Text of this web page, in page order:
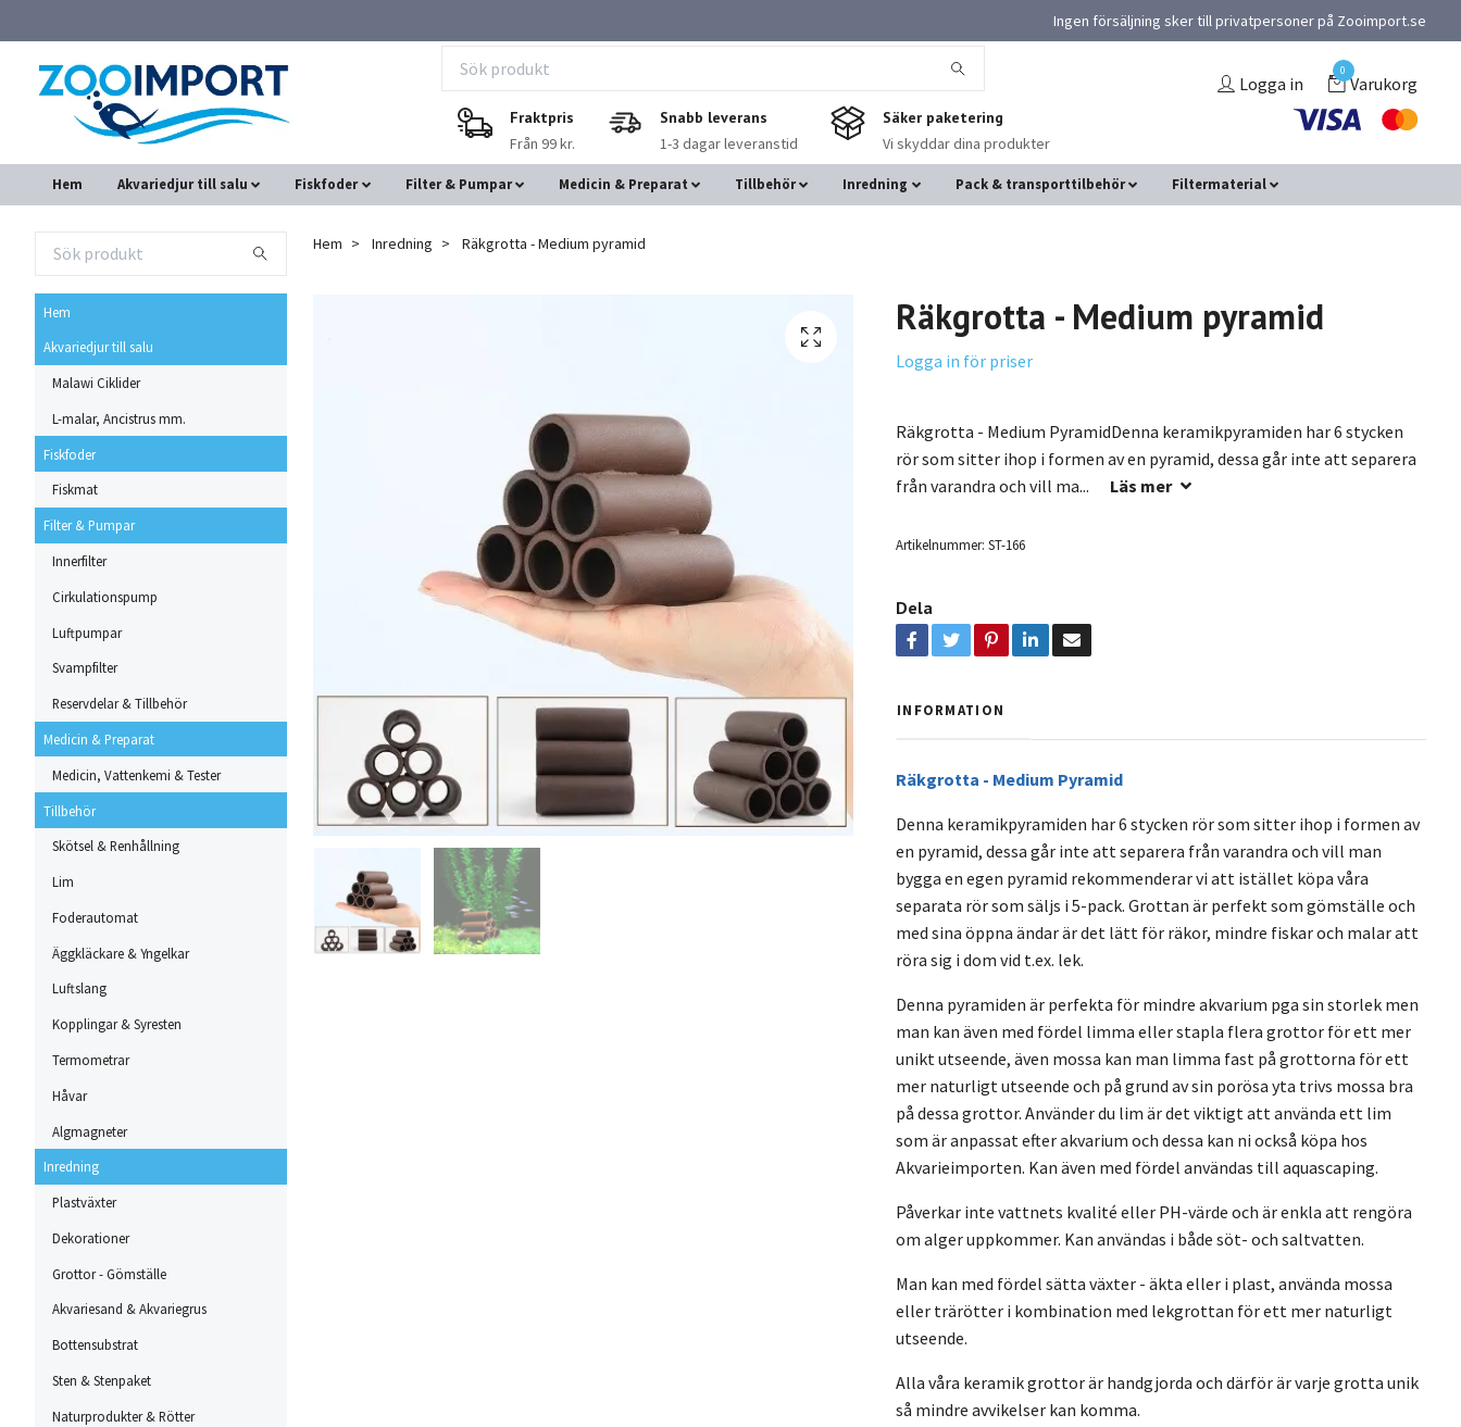
Ingen försäljning sker till privatpersoner på Zooimport.se
Fraktpris
Från 99 kr.
Snabb leverans
1-3 dagar leveranstid
Säker paketering
Vi skyddar dina produkter
Logga in
0
Varukorg
Hem Akvariedjur till salu Fiskfoder Filter & Pumpar Medicin & Preparat Tillbehör Inredning Pack & transporttilbehör Filtermaterial
Hem
Akvariedjur till salu
Malawi Ciklider
L-malar, Ancistrus mm.
Fiskfoder
Fiskmat
Filter & Pumpar
Innerfilter
Cirkulationspump
Luftpumpar
Svampfilter
Reservdelar & Tillbehör
Medicin & Preparat
Medicin, Vattenkemi & Tester
Tillbehör
Skötsel & Renhållning
Lim
Foderautomat
Äggkläckare & Yngelkar
Luftslang
Kopplingar & Syresten
Termometrar
Håvar
Algmagneter
Inredning
Plastväxter
Dekorationer
Grottor - Gömställe
Akvariesand & Akvariegrus
Bottensubstrat
Sten & Stenpaket
Naturprodukter & Rötter
Hem Inredning Räkgrotta - Medium pyramid
Räkgrotta - Medium pyramid
Logga in för priser
Räkgrotta - Medium PyramidDenna keramikpyramiden har 6 stycken
rör som sitter ihop i formen av en pyramid, dessa går inte att separera
från varandra och vill ma...
Läs mer
Artikelnummer: ST-166
Dela
INFORMATION
Räkgrotta - Medium Pyramid
Denna keramikpyramiden har 6 stycken rör som sitter ihop i formen av
en pyramid, dessa går inte att separera från varandra och vill man
bygga en egen pyramid rekommenderar vi att istället köpa våra
separata rör som säljs i 5-pack. Grottan är perfekt som gömställe och
med sina öppna ändar är det lätt för räkor, mindre fiskar och malar att
röra sig i dom vid t.ex. lek.
Denna pyramiden är perfekta för mindre akvarium pga sin storlek men
man kan även med fördel limma eller stapla flera grottor för ett mer
unikt utseende, även mossa kan man limma fast på grottorna för ett
mer naturligt utseende och på grund av sin porösa yta trivs mossa bra
på dessa grottor. Använder du lim är det viktigt att använda ett lim
som är anpassat efter akvarium och dessa kan ni också köpa hos
Akvarieimporten. Kan även med fördel användas till aquascaping.
Påverkar inte vattnets kvalité eller PH-värde och är enkla att rengöra
om alger uppkommer. Kan användas i både söt- och saltvatten.
Man kan med fördel sätta växter - äkta eller i plast, använda mossa
eller trärötter i kombination med lekgrottan för ett mer naturligt
utseende.
Alla våra keramik grottor är handgjorda och därför är varje grotta unik
så mindre avvikelser kan komma.